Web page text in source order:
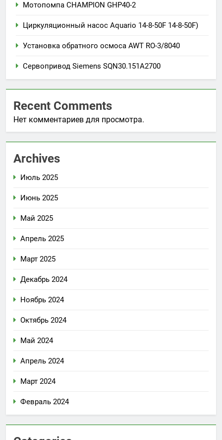
Мотопомпа CHAMPION GHP40-2
Циркуляционный насос Aquario 14-8-50F 14-8-50F)
Установка обратного осмоса AWT RO-3/8040
Сервопривод Siemens SQN30.151A2700
Recent Comments
Нет комментариев для просмотра.
Archives
Июль 2025
Июнь 2025
Май 2025
Апрель 2025
Март 2025
Декабрь 2024
Ноябрь 2024
Октябрь 2024
Май 2024
Апрель 2024
Март 2024
Февраль 2024